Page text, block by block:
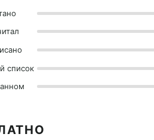
список